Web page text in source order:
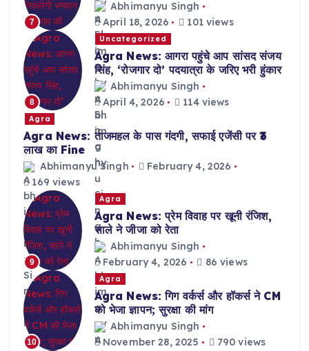
7
Abhimanyu Singh
April 18, 2026
101 views
8
Uncategorized
Agra News: आगरा पहुंचे आप सांसद संजय
सिंह, ‘रोजगार दो’ पदयात्रा के जरिए भरी हुंकार
Abhimanyu Singh
April 4, 2026
114 views
Agra
Agra News: ताजमहल के पास गंदगी, सफाई एजेंसी पर ₹3
लाख का Fine
Abhimanyu Singh
February 4, 2026
169 views
9
Agra
Agra News: प्रेम विवाह पर खूनी रंजिश,
साले ने जीजा को रेता
Abhimanyu Singh
February 4, 2026
86 views
10
Agra
Agra News: गिग वर्कर्स और हॉकर्स ने CM
को भेजा ज्ञापन; सुरक्षा की मांग
Abhimanyu Singh
November 28, 2025
790 views